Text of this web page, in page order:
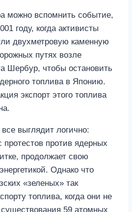
можно вспомнить событие,
году, когда активисты
двухметровую каменную
путях возле
Шербур, чтобы остановить
топлива в Японию.
экспорт этого топлива
выглядит логично:
протестов против ядерных
продолжает свою
Однако что
«зеленых» так
топлива, когда они не
59 атомных